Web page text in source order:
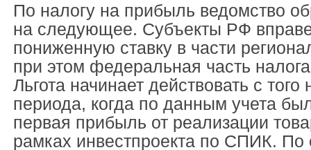
По налогу на прибыль ведомство
на следующее. Субъекты РФ вправе
пониженную ставку в части
при этом федеральная часть
Льгота начинает действовать с того
периода, когда по данным учета
первая прибыль от реализации
рамках инвестпроекта по СПИК. По